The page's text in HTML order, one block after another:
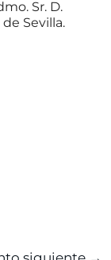
Sr. D.
Sevilla.